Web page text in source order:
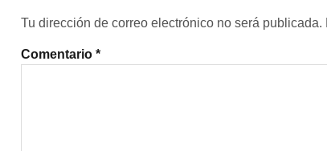
Tu dirección de correo electrónico no será publicada.
Comentario *